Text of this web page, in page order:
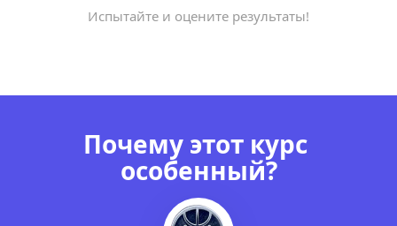
Испытайте и оцените результаты!
Почему этот курс
особенный?